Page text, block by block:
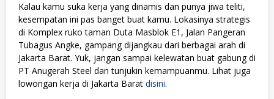
Kalau kamu suka kerja yang dinamis dan punya jiwa teliti,
kesempatan ini pas banget buat kamu. Lokasinya strategis
di Komplex ruko taman Duta Masblok E1, Jalan Pangeran
Tubagus Angke, gampang dijangkau dari berbagai arah di
Jakarta Barat. Yuk, jangan sampai kelewatan buat gabung di
PT Anugerah Steel dan tunjukin kemampuanmu. Lihat juga
lowongan kerja di Jakarta Barat disini.